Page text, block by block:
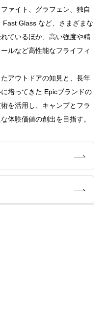
ァイト、グラフェン、独自
Glass など、さまざまな
ているほか、高い強度や精
ルなど高性能なフライフィ
アウトドアの知見と、長年
培ってきた Epicブランドの
を活用し、キャンプとフラ
体験価値の創出を目指す。